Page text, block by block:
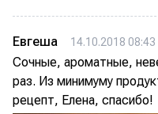
Евгеша 14.10.2018 08:43
Сочные, ароматные,
раз. Из минимуму
рецепт, Елена, спасибо!